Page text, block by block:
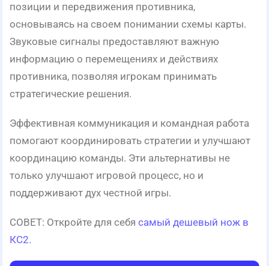
позиции и передвижения противника,
основываясь на своем понимании схемы карты.
Звуковые сигналы предоставляют важную
информацию о перемещениях и действиях
противника, позволяя игрокам принимать
стратегические решения.
Эффективная коммуникация и командная работа
помогают координировать стратегии и улучшают
координацию команды. Эти альтернативы не
только улучшают игровой процесс, но и
поддерживают дух честной игры.
СОВЕТ: Откройте для себя самый дешевый нож в
КС2.